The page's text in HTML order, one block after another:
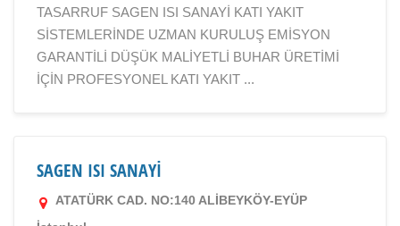
TASARRUF SAGEN ISI SANAYİ KATI YAKIT
SİSTEMLERİNDE UZMAN KURULUŞ EMİSYON
GARANTİLİ DÜŞÜK MALİYETLİ BUHAR ÜRETİMİ
İÇİN PROFESYONEL KATI YAKIT ...
SAGEN ISI SANAYİ
ATATÜRK CAD. NO:140 ALİBEYKÖY-EYÜP